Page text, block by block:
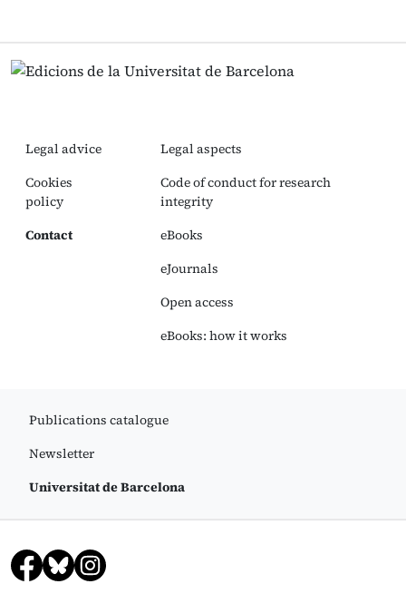
Legal advice
Cookies
policy
Contact
Legal aspects
Code of conduct for research
integrity
eBooks
eJournals
Open access
eBooks: how it works
Publications catalogue
Newsletter
Universitat de Barcelona